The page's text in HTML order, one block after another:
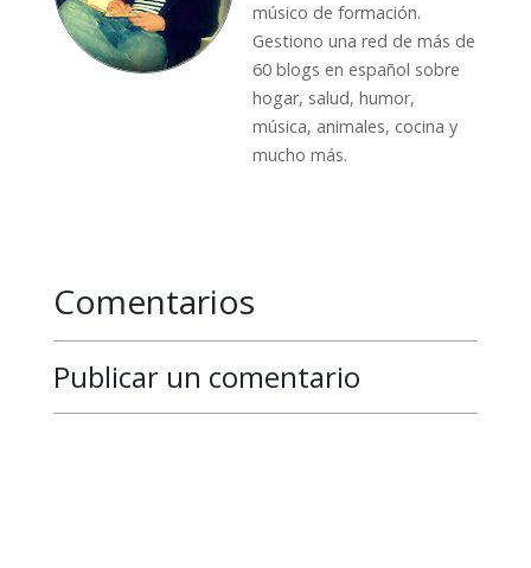
músico de formación.
Gestiono una red de más de
60 blogs en español sobre
hogar, salud, humor,
música, animales, cocina y
mucho más.
Comentarios
Publicar un comentario